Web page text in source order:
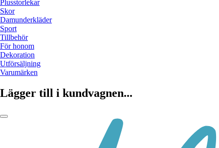
Plusstorlekar
Skor
Damunderkläder
Sport
Tillbehör
För honom
Dekoration
Utförsäljning
Varumärken
Lägger till i kundvagnen...